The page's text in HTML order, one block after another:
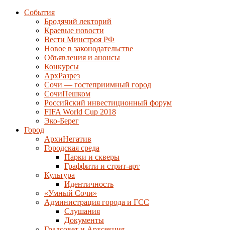
События
Бродячий лекторий
Краевые новости
Вести Минстроя РФ
Новое в законодательстве
Объявления и анонсы
Конкурсы
АрхРазрез
Сочи — гостеприимный город
СочиПешком
Российский инвестиционный форум
FIFA World Cup 2018
Эко-Берег
Город
АрхиНегатив
Городская среда
Парки и скверы
Граффити и стрит-арт
Культура
Идентичность
«Умный Сочи»
Администрация города и ГСС
Слушания
Документы